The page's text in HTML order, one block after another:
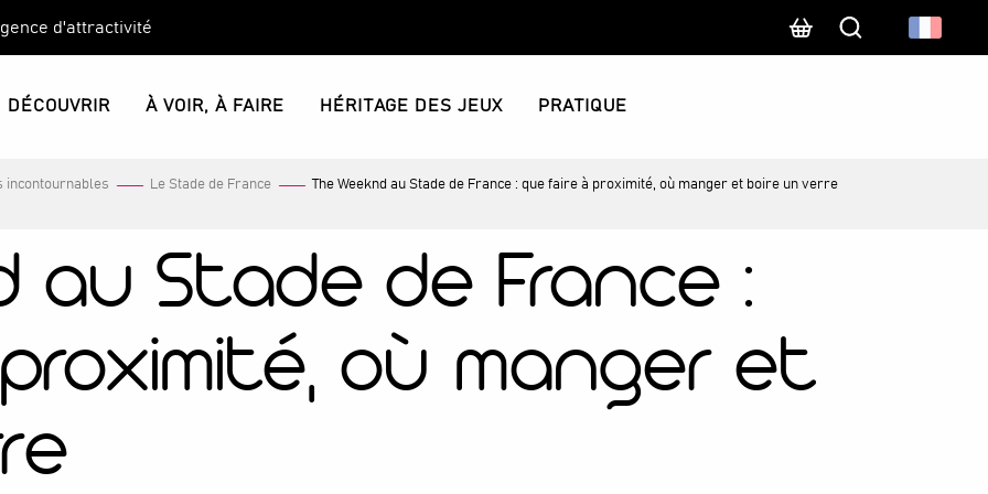
d'attractivité
Recherche
DÉCOUVRIR À VOIR, À FAIRE HÉRITAGE DES JEUX PRATIQUE
incontournables Le Stade de France The Weeknd au Stade de France : que faire à proximité, où manger et boire un verre
au Stade de France :
où manger et